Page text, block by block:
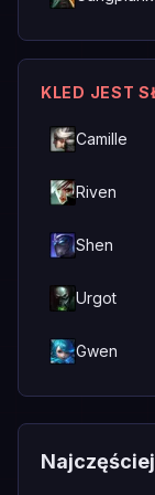
KLED JEST
Camille
Riven
Shen
Urgot
Gwen